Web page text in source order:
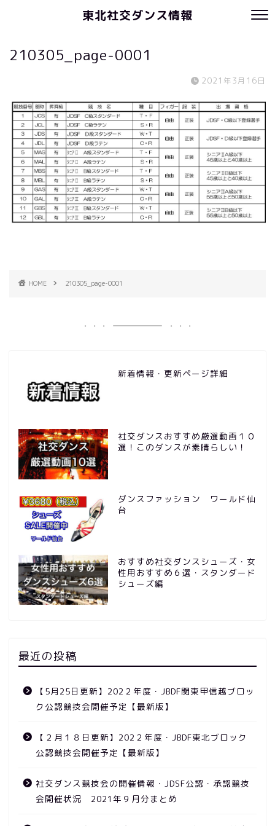
東北社交ダンス情報
210305_page-0001
2021年3月16日
HOME 210305_page-0001
新着情報・更新ページ詳細
社交ダンスおすすめ厳選動画１０
選！このダンスが素晴らしい！
ダンスファッション ワールド仙
台
おすすめ社交ダンスシューズ・女
性用おすすめ６選・スタンダード
シューズ編
最近の投稿
【5月25日更新】202２年度・JBDF関東甲信越ブロッ
ク公認競技会開催予定【最新版】
【２月１８日更新】202２年度・JBDF東北ブロック
公認競技会開催予定【最新版】
社交ダンス競技会の開催情報・JDSF公認・承認競技
会開催状況 2021年９月分まとめ
競技会